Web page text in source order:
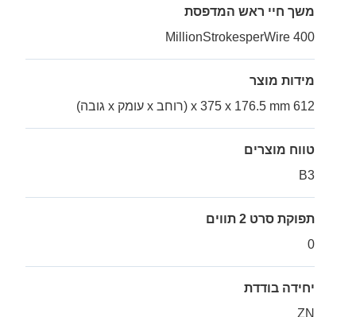
משך חיי ראש המדפסת
400 MillionStrokesperWire
מידות מוצר
612 x 375 x 176.5 mm (רוחב x עומק x גובה)
טווח מוצרים
B3
תפוקת סרט 2 תווים
0
יחידה בודדת
ZN